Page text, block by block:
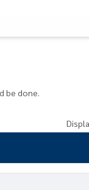
be done.